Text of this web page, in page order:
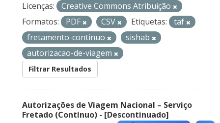
Licenças:
Creative Commons Atribuição
Formatos:
PDF CSV Etiquetas:
taf
fretamento-continuo
sishab
autorizacao-de-viagem
Filtrar Resultados
Autorizações de Viagem Nacional – Serviço
Fretado (Contínuo) - [Descontinuado]